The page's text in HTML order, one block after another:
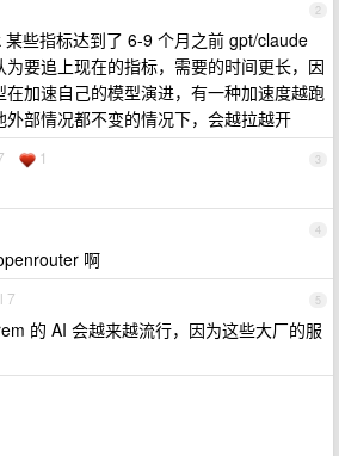
2
些指标达到了 6-9 个月之前 gpt/claude
为要追上现在的指标，需要的时间更长，因
在加速自己的模型演进，有一种加速度越跑
部情况都不变的情况下，会越拉越开
3
1
4
啊
5
7
的 AI 会越来越流行，因为这些大厂的服